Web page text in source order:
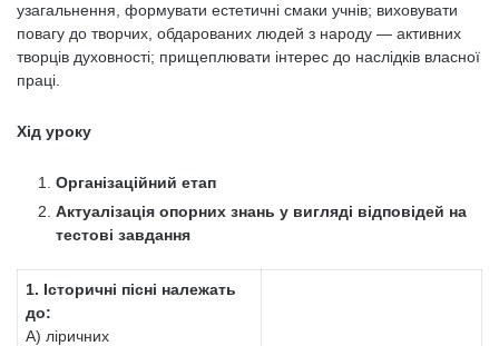
узагальнення, формувати естетичні смаки учнів; виховувати
повагу до творчих, обдарованих людей з народу — активних
творців духовності; прищеплювати інтерес до наслідків власної
праці.
Хід уроку
Організаційний етап
Актуалізація опорних знань у вигляді відповідей на
тестові завдання
1. Історичні пісні належать
до:
А) ліричних